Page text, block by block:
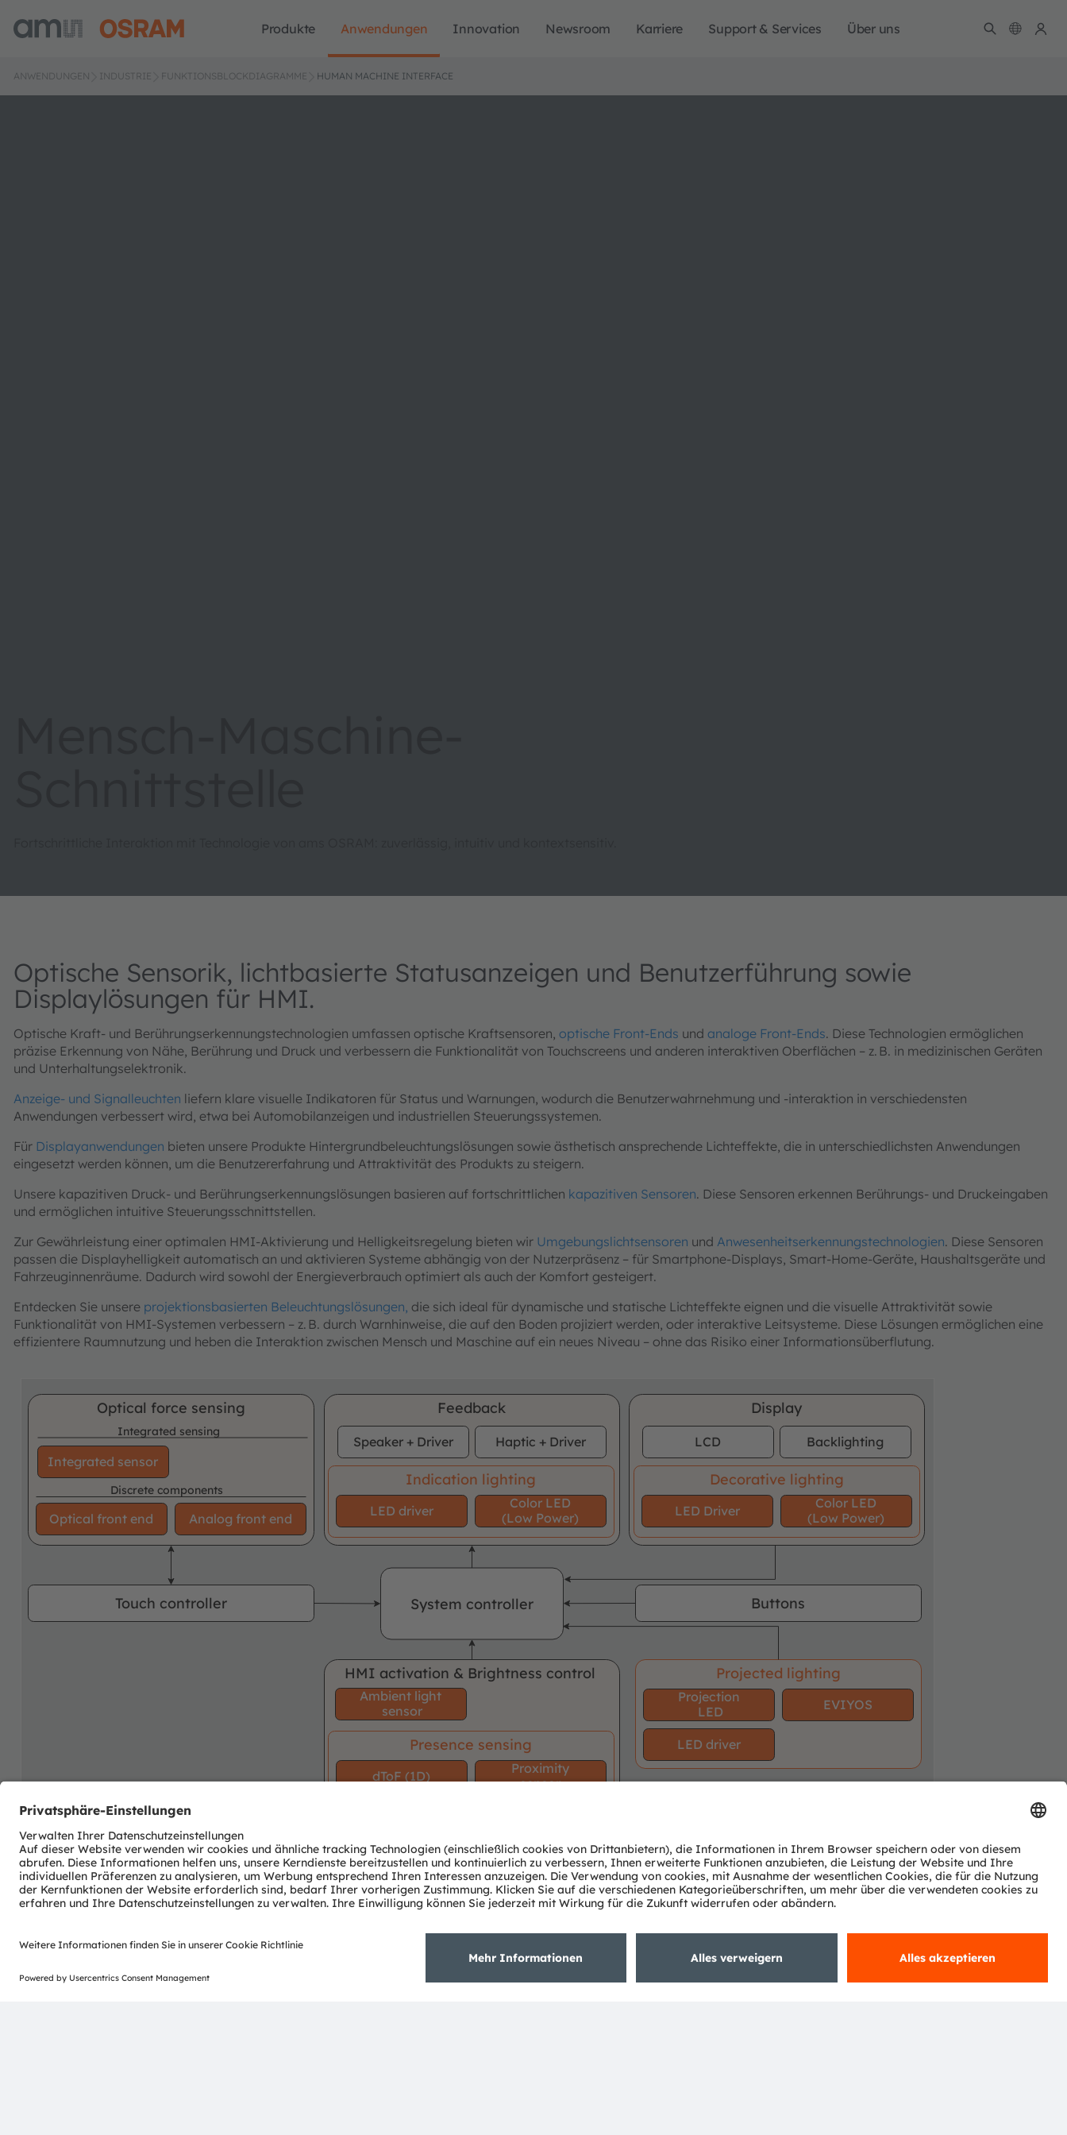
Produkte Anwendungen Innovation Newsroom Karriere Support & Services Über uns
ANWENDUNGEN INDUSTRIE FUNKTIONSBLOCKDIAGRAMME HUMAN MACHINE INTERFACE
Optische Sensorik, lichtbasierte Statusanzeigen und Benutzerführung sowie
Displaylösungen für HMI.
Optische Kraft- und Berührungserkennungstechnologien umfassen optische Kraftsensoren, optische Front-Ends und analoge Front-Ends. Diese Technologien ermöglichen
präzise Erkennung von Nähe, Berührung und Druck und verbessern die Funktionalität von Touchscreens und anderen interaktiven Oberflächen – z. B. in medizinischen Geräten
und Unterhaltungselektronik.
Anzeige- und Signalleuchten liefern klare visuelle Indikatoren für Status und Warnungen, wodurch die Benutzerwahrnehmung und -interaktion in verschiedensten
Anwendungen verbessert wird, etwa bei Automobilanzeigen und industriellen Steuerungssystemen.
Für Displayanwendungen bieten unsere Produkte Hintergrundbeleuchtungslösungen sowie ästhetisch ansprechende Lichteffekte, die in unterschiedlichsten Anwendungen
eingesetzt werden können, um die Benutzererfahrung und Attraktivität des Produkts zu steigern.
Unsere kapazitiven Druck- und Berührungserkennungslösungen basieren auf fortschrittlichen kapazitiven Sensoren. Diese Sensoren erkennen Berührungs- und Druckeingaben
und ermöglichen intuitive Steuerungsschnittstellen.
Zur Gewährleistung einer optimalen HMI-Aktivierung und Helligkeitsregelung bieten wir Umgebungslichtsensoren und Anwesenheitserkennungstechnologien. Diese Sensoren
passen die Displayhelligkeit automatisch an und aktivieren Systeme abhängig von der Nutzerpräsenz – für Smartphone-Displays, Smart-Home-Geräte, Haushaltsgeräte und
Fahrzeuginnenräume. Dadurch wird sowohl der Energieverbrauch optimiert als auch der Komfort gesteigert.
Entdecken Sie unsere projektionsbasierten Beleuchtungslösungen, die sich ideal für dynamische und statische Lichteffekte eignen und die visuelle Attraktivität sowie
Funktionalität von HMI-Systemen verbessern – z. B. durch Warnhinweise, die auf den Boden projiziert werden, oder interaktive Leitsysteme. Diese Lösungen ermöglichen eine
effizientere Raumnutzung und heben die Interaktion zwischen Mensch und Maschine auf ein neues Niveau – ohne das Risiko einer Informationsüberflutung.
ams OSRAM
offering
Detailed function
description available
Product
area
No ams OSRAM
offering
required optional
Optical force sensing
Integrated sensor
Discrete components
Optical front end Analog front end
Projected lighting
EVIYOS
Projection
LED
System controller
Feedback
Integrated sensing
Touch controller
Speaker + Driver Haptic + Driver
Indication lighting
Color LED
(Low Power)
LED driver
Display
LCD Backlighting
Buttons
LED driver
HMI activation & Brightness control
Presence sensing
Proximity
sensor
dToF (1D)
Ambient light
sensor
Decorative lighting
Color LED
(Low Power)
LED Driver
Newsletter-Anmeldung